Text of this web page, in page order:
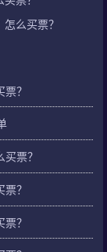
么买票？
？
票？
？
？